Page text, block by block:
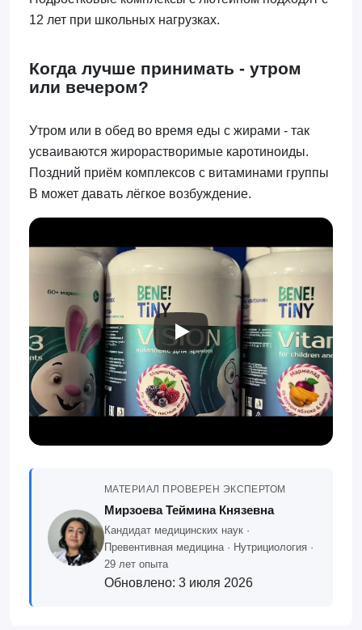
12 лет при школьных нагрузках.
Когда лучше принимать - утром
или вечером?
Утром или в обед во время еды с жирами - так
усваиваются жирорастворимые каротиноиды.
Поздний приём комплексов с витаминами группы
В может давать лёгкое возбуждение.
МАТЕРИАЛ ПРОВЕРЕН ЭКСПЕРТОМ
Мирзоева Теймина Князевна
Кандидат медицинских наук ·
Превентивная медицина · Нутрициология ·
29 лет опыта
Обновлено: 3 июля 2026